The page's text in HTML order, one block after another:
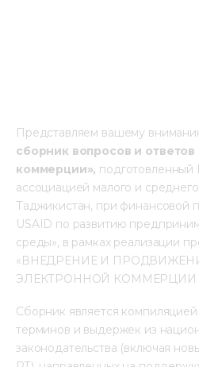
Представляем вашему
сборник вопросов и
коммерции», подготовленный
ассоциацией малого и
Таджикистан, при финансовой
USAID по развитию
среды», в рамках реализации
«ВНЕДРЕНИЕ И
ЭЛЕКТРОННОЙ КОММЕРЦИИ
Сборник является
терминов и выдержек из
законодательства (включая